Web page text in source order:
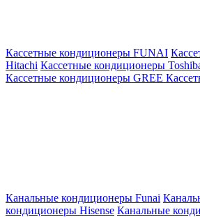
Кассетные кондиционеры FUNAI
Hitachi Кассетные кондиционеры
Кассетные кондиционеры GREE
Канальные кондиционеры Funai
кондиционеры Hisense Канальные